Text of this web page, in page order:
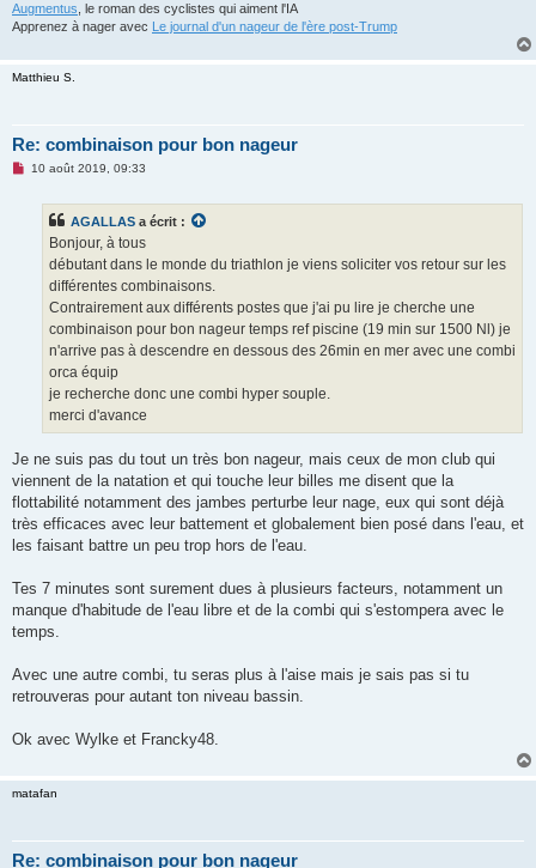
n
l
Augmentus , le roman des cyclistes qui aiment l'IA
Apprenez à nager avec
Le journal d'un nageur de l'ère post-Trump
Matthieu S.
Re: combinaison pour bon nageur
M10 août 2019, 09:33
AGALLAS a écrit :
Bonjour, à tous
débutant dans le monde du triathlon je viens soliciter vos retour sur les
différentes combinaisons.
Contrairement aux différents postes que j'ai pu lire je cherche une
combinaison pour bon nageur temps ref piscine (19 min sur 1500 Nl) je
n'arrive pas à descendre en dessous des 26min en mer avec une combi
orca équip
je recherche donc une combi hyper souple.
merci d'avance
Je ne suis pas du tout un très bon nageur, mais ceux de mon club qui
viennent de la natation et qui touche leur billes me disent que la
flottabilité notamment des jambes perturbe leur nage, eux qui sont déjà
très efficaces avec leur battement et globalement bien posé dans l'eau, et
les faisant battre un peu trop hors de l'eau.
Tes 7 minutes sont surement dues à plusieurs facteurs, notamment un
manque d'habitude de l'eau libre et de la combi qui s'estompera avec le
temps.
Avec une autre combi, tu seras plus à l'aise mais je sais pas si tu
retrouveras pour autant ton niveau bassin.
Ok avec Wylke et Francky48.
matafan
Re: combinaison pour bon nageur